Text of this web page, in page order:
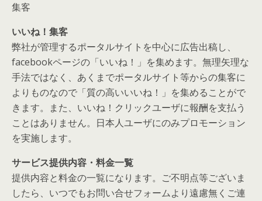
集客
いいね！集客
弊社が管理するポータルサイトを中心に広告出稿し、
facebookページの「いいね！」を集めます。無理矢理な
手法ではなく、あくまでポータルサイト等からの集客に
よりものなので「質の高いいいね！」を集めることがで
きます。また、いいね！クリックユーザに報酬を支払う
ことはありません。日本人ユーザにのみプロモーション
を実施します。
サービス提供内容・料金一覧
提供内容と料金の一覧になります。ご不明点等ございま
したら、いつでもお問い合せフォームより遠慮無くご連